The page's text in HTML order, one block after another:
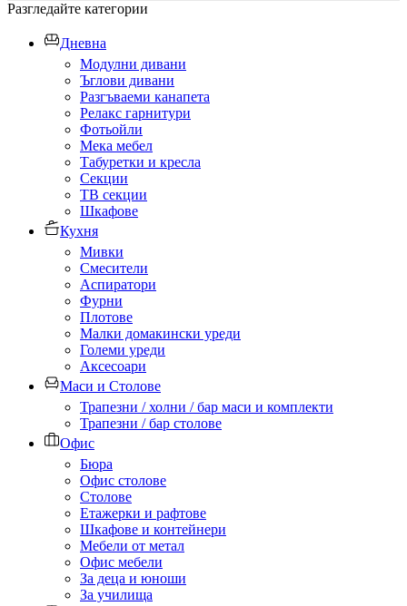
Разгледайте категории
Дневна
Модулни дивани
Ъглови дивани
Разгъваеми канапета
Релакс гарнитури
Фотьойли
Мека мебел
Табуретки и кресла
Секции
ТВ секции
Шкафове
Кухня
Мивки
Смесители
Аспиратори
Фурни
Плотове
Малки домакински уреди
Големи уреди
Аксесоари
Маси и Столове
Трапезни / холни / бар маси и комплекти
Трапезни / бар столове
Офис
Бюра
Офис столове
Столове
Етажерки и рафтове
Шкафове и контейнери
Мебели от метал
Офис мебели
За деца и юноши
За училища